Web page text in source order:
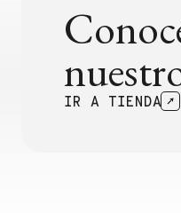
IR A TIENDA